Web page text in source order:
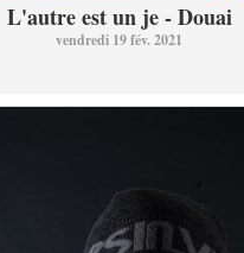
L'autre est un je - Douai
vendredi 19 fév. 2021